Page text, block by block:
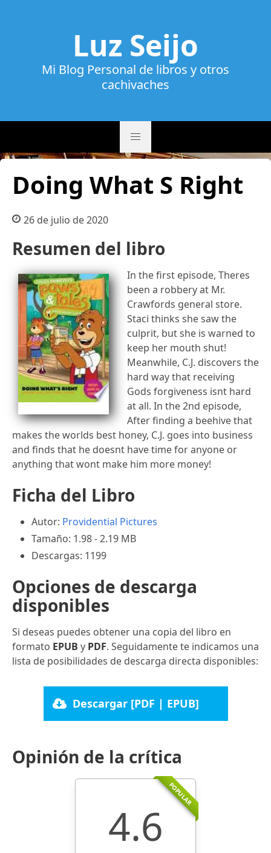
Luz Seijo
Mi Blog Personal de libros y otros
cachivaches
Doing What S Right
26 de julio de 2020
Resumen del libro
In the first episode, Theres
been a robbery at Mr.
Crawfords general store.
Staci thinks she saw the
culprit, but she is warned to
keep her mouth shut!
Meanwhile, C.J. discovers the
hard way that receiving
Gods forgiveness isnt hard
at all. In the 2nd episode,
After finding a beehive that
makes the worlds best honey, C.J. goes into business
and finds that he doesnt have time for anyone or
anything that wont make him more money!
Ficha del Libro
Autor: Providential Pictures
Tamaño: 1.98 - 2.19 MB
Descargas: 1199
Opciones de descarga
disponibles
Si deseas puedes obtener una copia del libro en
formato EPUB y PDF. Seguidamente te indicamos una
lista de posibilidades de descarga directa disponibles:
Descargar [PDF | EPUB]
Opinión de la crítica
POPULAR
4.6